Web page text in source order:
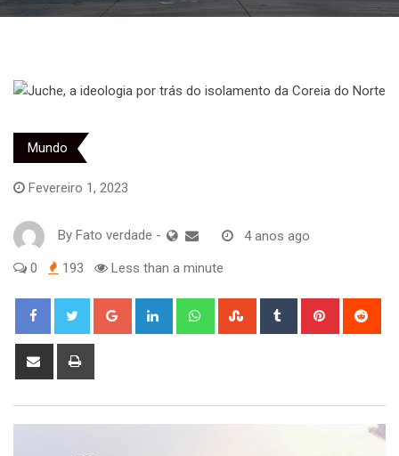
Mundo
Fevereiro 1, 2023
By Fato verdade - 4 anos ago
0 193 Less than a minute
Google+ LinkedIn WhatsappStumbleUpon
Tumblr Pinterest
Share